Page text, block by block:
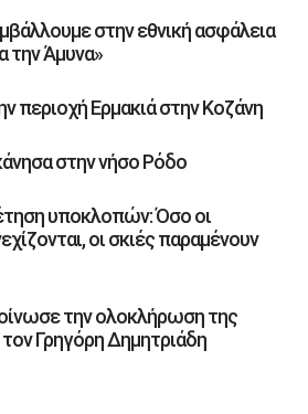
στην εθνική ασφάλεια
την Άμυνα»
περιοχή Ερμακιά στην Κοζάνη
στην νήσο Ρόδο
υποκλοπών: Όσο οι
οι σκιές παραμένουν
την ολοκλήρωση της
Γρηγόρη Δημητριάδη